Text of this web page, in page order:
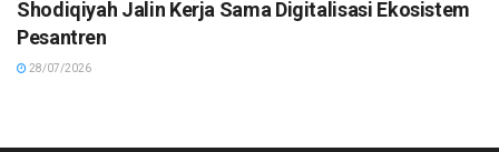
Shodiqiyah Jalin Kerja Sama Digitalisasi Ekosistem
Pesantren
28/07/2026